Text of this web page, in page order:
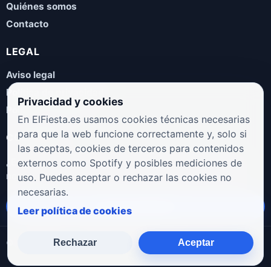
Quiénes somos
Contacto
LEGAL
Aviso legal
Política de privacidad
Política de cookies
COLABORA
¿Eres artista, manager, sello o promotor? Envíanos tus
novedades, galas, entrevistas o propuestas musicales.
Enviar propuesta
© 2026 ElFiesta.es Noticias · Galas · Entrevistas · Música
Privacidad y cookies
En ElFiesta.es usamos cookies técnicas necesarias
para que la web funcione correctamente y, solo si
las aceptas, cookies de terceros para contenidos
externos como Spotify y posibles mediciones de
uso. Puedes aceptar o rechazar las cookies no
necesarias.
Leer política de cookies
Rechazar Aceptar